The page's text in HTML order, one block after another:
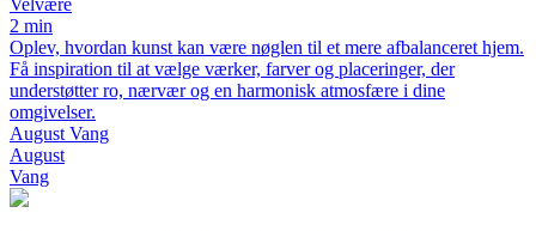
2 min
Oplev, hvordan kunst kan være nøglen til et mere afbalanceret hjem.
Få inspiration til at vælge værker, farver og placeringer, der
understøtter ro, nærvær og en harmonisk atmosfære i dine
omgivelser.
August Vang
August
Vang